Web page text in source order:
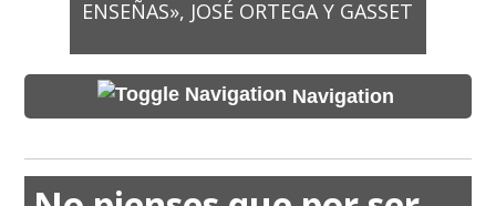
ENSEÑAS», JOSÉ ORTEGA Y GASSET
Navigation